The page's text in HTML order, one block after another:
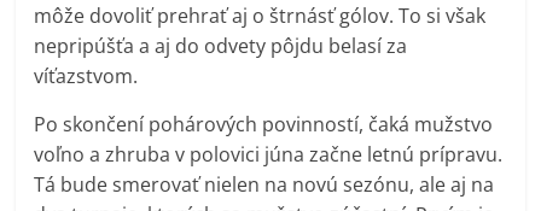
môže dovoliť prehrať aj o štrnásť gólov. To si však
nepripúšťa a aj do odvety pôjdu belasí za
víťazstvom.
Po skončení pohárových povinností, čaká mužstvo
voľno a zhruba v polovici júna začne letnú prípravu.
Tá bude smerovať nielen na novú sezónu, ale aj na